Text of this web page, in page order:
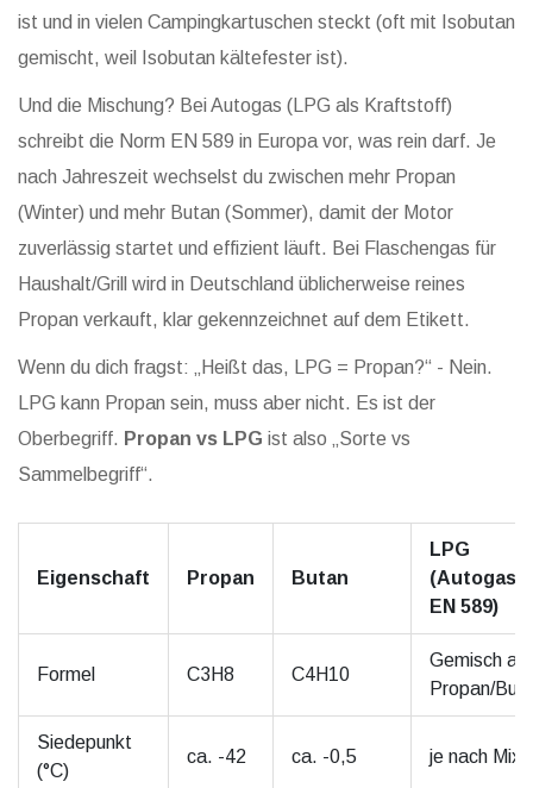
ist und in vielen Campingkartuschen steckt (oft mit Isobutan
gemischt, weil Isobutan kältefester ist).
Und die Mischung? Bei Autogas (LPG als Kraftstoff)
schreibt die Norm EN 589 in Europa vor, was rein darf. Je
nach Jahreszeit wechselst du zwischen mehr Propan
(Winter) und mehr Butan (Sommer), damit der Motor
zuverlässig startet und effizient läuft. Bei Flaschengas für
Haushalt/Grill wird in Deutschland üblicherweise reines
Propan verkauft, klar gekennzeichnet auf dem Etikett.
Wenn du dich fragst: „Heißt das, LPG = Propan?“ - Nein.
LPG kann Propan sein, muss aber nicht. Es ist der
Oberbegriff. Propan vs LPG ist also „Sorte vs
Sammelbegriff“.
Eigenschaft Propan Butan
LPG
(Autogas,
EN 589)
Formel C3H8 C4H10
Gemisch
Propan/
Siedepunkt
(°C)
ca. -42 ca. -0,5 je nach Mix